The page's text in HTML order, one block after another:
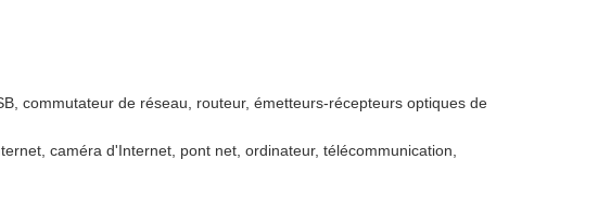
commutateur de réseau, routeur, émetteurs-récepteurs optiques de
caméra d'Internet, pont net, ordinateur, télécommunication,